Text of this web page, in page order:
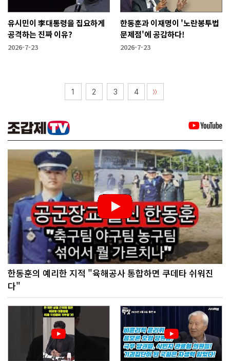
유시민이 李대통령을 집요하게
공격하는 진짜 이유?
2026-7-23
한동훈과 이재명이 '노란봉투법
문제점'에 공감하다!
2026-7-23
1 2 3 4 〉〉
한동훈의 예리한 지적 "육해공사 통합하면 쿠데타 쉬워진
다"